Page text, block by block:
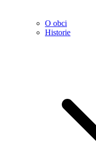
O obci
Historie